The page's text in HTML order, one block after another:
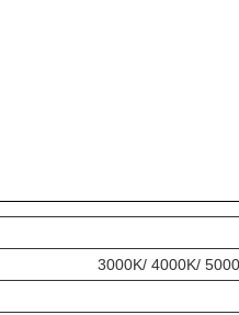
3000K/ 4000K/